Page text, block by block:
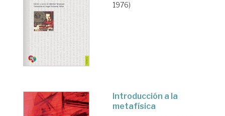
1976)
Introducción a la
metafísica